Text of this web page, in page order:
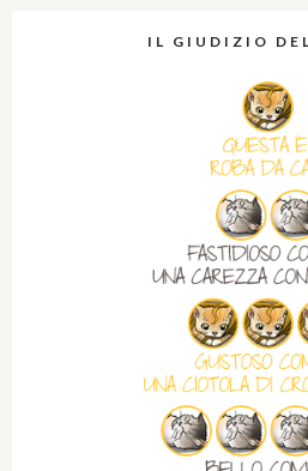
IL GIUDIZIO